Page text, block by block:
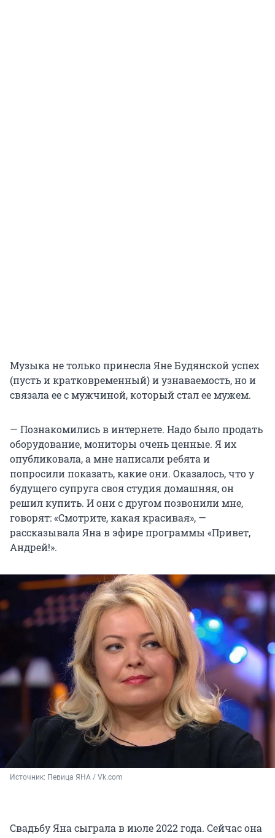
Музыка не только принесла Яне Будянской успех
(пусть и кратковременный) и узнаваемость, но и
связала ее с мужчиной, который стал ее мужем.
— Познакомились в интернете. Надо было продать
оборудование, мониторы очень ценные. Я их
опубликовала, а мне написали ребята и
попросили показать, какие они. Оказалось, что у
будущего супруга своя студия домашняя, он
решил купить. И они с другом позвонили мне,
говорят: «Смотрите, какая красивая», —
рассказывала Яна в эфире программы «Привет,
Андрей!».
Источник: Певица ЯНА / Vk.com
Свадьбу Яна сыграла в июле 2022 года. Сейчас она